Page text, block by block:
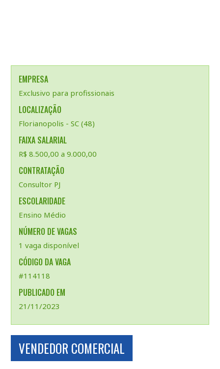
EMPRESA
Exclusivo para profissionais
LOCALIZAÇÃO
Florianopolis - SC (48)
FAIXA SALARIAL
R$ 8.500,00 a 9.000,00
CONTRATAÇÃO
Consultor PJ
ESCOLARIDADE
Ensino Médio
NÚMERO DE VAGAS
1 vaga disponível
CÓDIGO DA VAGA
#114118
PUBLICADO EM
21/11/2023
VENDEDOR COMERCIAL